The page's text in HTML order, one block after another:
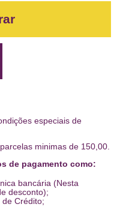
especiais de
minimas de 150,00.
de pagamento como:
bancária (Nesta
desconto);
Crédito;